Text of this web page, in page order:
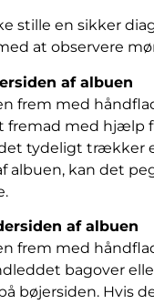
stille en sikker
at observere
af albuen
frem med
fremad med hjælp
tydeligt trækker
albuen, kan det
af albuen
frem med
bagover
bøjersiden. Hvis